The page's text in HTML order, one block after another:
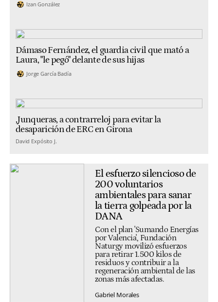
Izan González
Dámaso Fernández, el guardia civil que mató a
Laura, "le pegó" delante de sus hijas
Jorge García Badía
,Junqueras, a contrarreloj para evitar la
desaparición de ERC en Girona
David Expósito J.
El esfuerzo silencioso de
200 voluntarios
ambientales para sanar
la tierra golpeada por la
DANA
Con el plan 'Sumando Energías
por Valencia', Fundación
Naturgy movilizó esfuerzos
para retirar 1.500 kilos de
residuos y contribuir a la
regeneración ambiental de las
zonas más afectadas.
Gabriel Morales